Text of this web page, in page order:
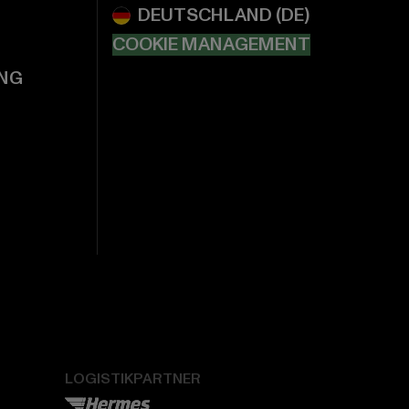
COOKIE MANAGEMENT
LOGISTIKPARTNER